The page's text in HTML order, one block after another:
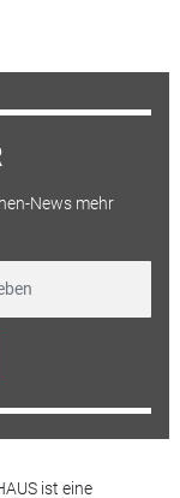
News mehr
ist eine